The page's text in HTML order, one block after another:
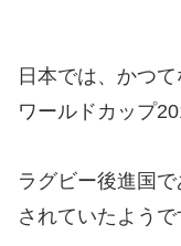
日本では、かつ
ワールドカップ
ラグビー後進国
されていたよう